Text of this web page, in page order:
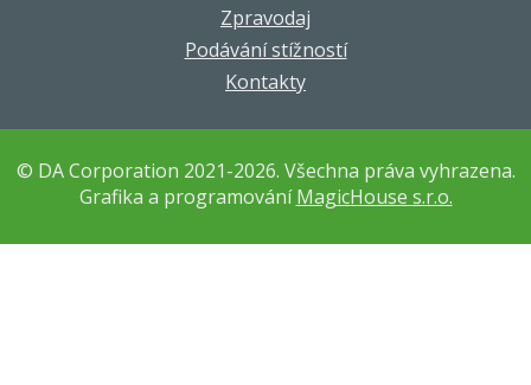
Zpravodaj
Podávání stížností
Kontakty
© DA Corporation 2021-2026. Všechna práva vyhrazena.
Grafika a programováníMagicHouse s.r.o.